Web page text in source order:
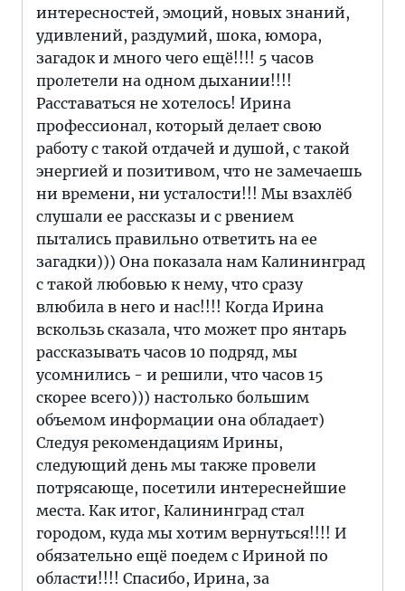
интересностей, эмоций, новых знаний,
удивлений, раздумий, шока, юмора,
загадок и много чего ещё!!!! 5 часов
пролетели на одном дыхании!!!!
Расставаться не хотелось! Ирина
профессионал, который делает свою
работу с такой отдачей и душой, с такой
энергией и позитивом, что не замечаешь
ни времени, ни усталости!!! Мы взахлёб
слушали ее рассказы и с рвением
пытались правильно ответить на ее
загадки))) Она показала нам Калининград
с такой любовью к нему, что сразу
влюбила в него и нас!!!! Когда Ирина
вскользь сказала, что может про янтарь
рассказывать часов 10 подряд, мы
усомнились - и решили, что часов 15
скорее всего))) настолько большим
объемом информации она обладает)
Следуя рекомендациям Ирины,
следующий день мы также провели
потрясающе, посетили интереснейшие
места. Как итог, Калининград стал
городом, куда мы хотим вернуться!!!! И
обязательно ещё поедем с Ириной по
области!!!! Спасибо, Ирина, за